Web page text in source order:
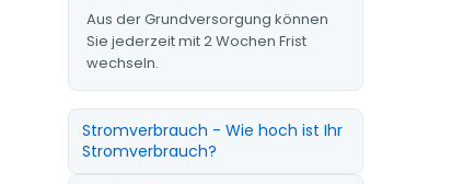
Aus der Grundversorgung können
Sie jederzeit mit 2 Wochen Frist
wechseln.
Stromverbrauch - Wie hoch ist Ihr
Stromverbrauch?